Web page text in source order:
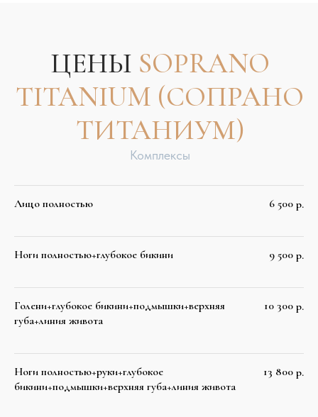
Лицо полностью 6 500 р.
Ноги полностью+глубокое бикини 9 500 р.
Голени+глубокое бикини+подмышки+верхняя
губа+линия живота
10 300 р.
Ноги полностью+руки+глубокое
бикини+подмышки+верхняя губа+линия живота
13 800 р.
Если вас беспокоят нежелательные волосы
лазерной эпиляции шеи в клинику IS CLINIC
(м. Динамо, Ленинградский пр-т 36с40).
процедуры
КОНСУЛЬТАЦИЯ ПО
ЛАЗЕРНОЙ
ЭПИЛЯЦИИ ШЕИ